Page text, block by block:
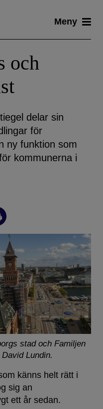
Meny
och
delar sin
för
ny funktion som
kommunerna i
stad och Familjen
Lundin.
känns helt rätt i
sig an
ett år sedan.